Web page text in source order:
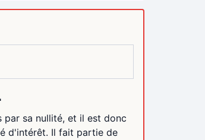
par sa nullité, et il est donc
d'intérêt. Il fait partie de